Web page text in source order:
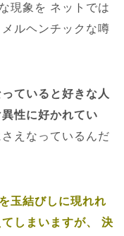
現象を ネットでは
ルヘンチックな噂
ていると好きな人
異性に好かれてい
えなっているんだ
玉結びしに現れれ
しまいますが、
決